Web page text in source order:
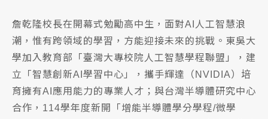
詹乾隆校長在開幕式勉勵高中生，面對AI人工智慧浪
潮，惟有跨領域的學習，方能迎接未來的挑戰。東吳大
學加入教育部「臺灣大專校院人工智慧學程聯盟」，建
立「智慧創新AI學習中心」，攜手輝達（NVIDIA）培
育擁有AI應用能力的專業人才；與台灣半導體研究中心
合作，114學年度新開「增能半導體學分學程/微學